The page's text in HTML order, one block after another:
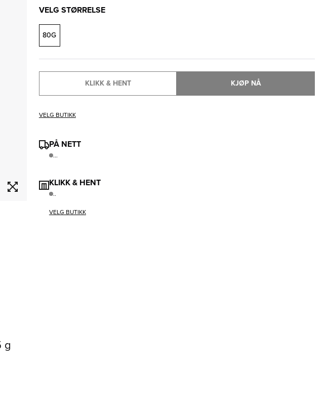
VELG STØRRELSE
80G
KLIKK & HENT KJØP NÅ
VELG BUTIKK
PÅ NETT
...
KLIKK & HENT
..
VELG BUTIKK
g